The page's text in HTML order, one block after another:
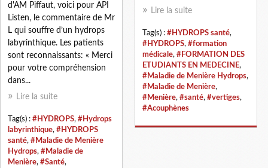
Lire la suite
Tag(s) : #HYDROPS santé,
#HYDROPS, #formation
médicale, #FORMATION DES
ETUDIANTS EN MEDECINE,
#Maladie de Menière Hydrops,
#Maladie de Menière,
#Menière, #santé, #vertiges,
#Acouphènes
d'AM Piffaut, voici pour API
Listen, le commentaire de Mr
L qui souffre d’un hydrops
labyrinthique. Les patients
sont reconnaissants: « Merci
pour votre compréhension
dans...
Lire la suite
Tag(s) : #HYDROPS, #Hydrops
labyrinthique, #HYDROPS
santé, #Maladie de Menière
Hydrops, #Maladie de
Menière, #Santé,